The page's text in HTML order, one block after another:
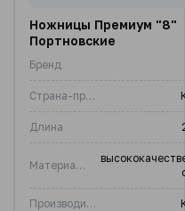
Ножницы Премиум "8"
Портновские
Бренд
Страна-производитель
Длина
Материал изделия
Производитель